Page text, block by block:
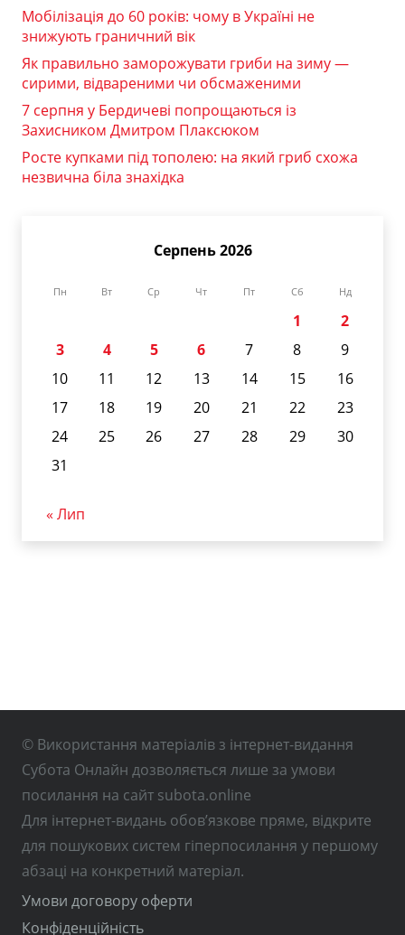
Мобілізація до 60 років: чому в Україні не
знижують граничний вік
Як правильно заморожувати гриби на зиму —
сирими, відвареними чи обсмаженими
7 серпня у Бердичеві попрощаються із
Захисником Дмитром Плаксюком
Росте купками під тополею: на який гриб схожа
незвична біла знахідка
Серпень 2026
Пн Вт Ср Чт Пт Сб Нд
1
2
3
4 5 6 7 8
9
10
11 12 13 14 15
16
17
18 19 20 21 22
23
24
25 26 27 28 29
30
31
« Лип
© Використання матеріалів з інтернет-видання
Субота Онлайн дозволяється лише за умови
посилання на сайт subota.online
Для інтернет-видань обов’язкове пряме, відкрите
для пошукових систем гіперпосилання у першому
абзаці на конкретний матеріал.
Умови договору оферти
Конфіденційність